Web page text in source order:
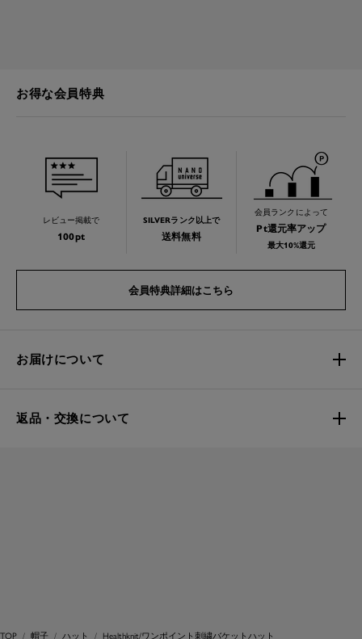
お得な会員特典
レビュー掲載で
100pt
SILVERランク以上で
送料無料
会員ランクによって
Pt還元率アップ
最大10%還元
会員特典詳細はこちら
お届けについて
返品・交換について
TOP 帽子 ハット Healthknit/ワンポイント刺繍バケットハット